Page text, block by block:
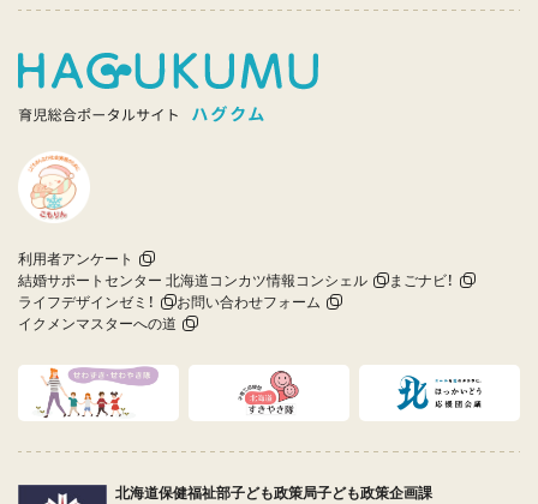
利用者アンケート
結婚サポートセンター 北海道コンカツ情報コンシェル
まごナビ！
ライフデザインゼミ！
お問い合わせフォーム
イクメンマスターへの道
北海道保健福祉部子ども政策局子ども政策企画課